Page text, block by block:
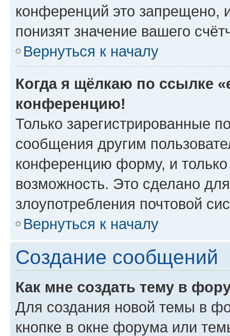
конференций это запрещено,
понизят значение вашего
Вернуться к началу
Когда я щёлкаю по ссылке
конференцию!
Только зарегистрированные
сообщения другим
конференцию форму, и
возможность. Это сделано
злоупотребления почтовой
Вернуться к началу
Создание сообщений
Как мне создать тему в
Для создания новой темы в
кнопке в окне форума или